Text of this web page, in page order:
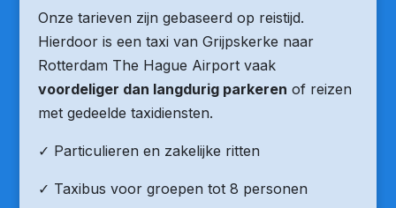
Onze tarieven zijn gebaseerd op reistijd.
Hierdoor is een taxi van Grijpskerke naar
Rotterdam The Hague Airport vaak
voordeliger dan langdurig parkeren of reizen
met gedeelde taxidiensten.
✓ Particulieren en zakelijke ritten
✓ Taxibus voor groepen tot 8 personen